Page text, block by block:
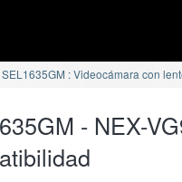
SEL1635GM : Videocámara con
- NEX-